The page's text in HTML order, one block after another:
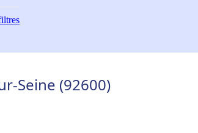
Seine (92600)